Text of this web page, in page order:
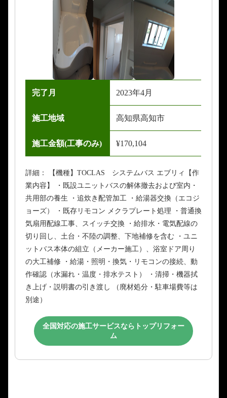
完了月 2023年4月
施工地域 高知県高知市
施工金額(工事のみ) ¥170,104
詳細： 【機種】TOCLAS システムバス エブリィ【作
業内容】 ・既設ユニットバスの解体撤去および室内・
共用部の養生 ・追炊き配管加工 ・給湯器交換（エコジ
ョーズ） ・既存リモコン メクラプレート処理 ・普通換
気扇用配線工事、スイッチ交換 ・給排水・電気配線の
切り回し、土台・不陸の調整、下地補修を含む ・ユニ
ットバス本体の組立（メーカー施工）、浴室ドア周り
の大工補修 ・給湯・照明・換気・リモコンの接続、動
作確認（水漏れ・温度・排水テスト） ・清掃・機器拭
き上げ・説明書の引き渡し （廃材処分・駐車場費等は
別途）
全国対応の施工サービスならトップリフォー
ム